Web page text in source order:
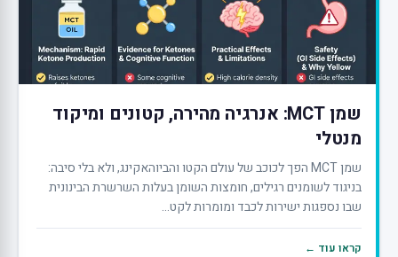
שמן MCT: אנרגיה מהירה, קטונים ומיקוד
מנטלי
שמן MCT הפך לכוכב של עולם הקטו והביוהאקינג, ולא בלי סיבה:
בניגוד לשומנים רגילים, חומצות השומן בעלות השרשרת הבינונית
שבו נספגות ישירות לכבד ומומרות לקט...
קראו עוד ←